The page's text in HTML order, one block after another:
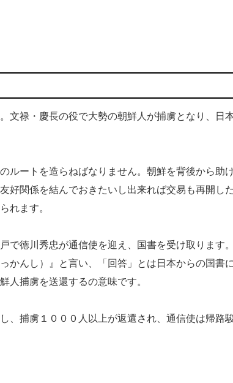
文禄・慶長の役で大勢の朝鮮人が捕虜となり、日
ルートを造らねばなりません。朝鮮を背後から助
好関係を結んでおきたいし出来れば交易も再開した
れます。
徳川秀忠が通信使を迎え、国書を受け取ります。
かんし）』と言い、「回答」とは日本からの国書に
人捕虜を送還するの意味です。
、捕虜１０００人以上が返還され、通信使は帰路